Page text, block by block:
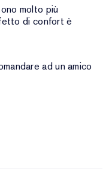
molto più
di confort è
ad un amico